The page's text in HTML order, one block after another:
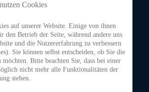
e.V.
848
in-not-odenwald.de
Cookies
auf unserer Website. Einige von ihnen
den Betrieb der Seite, während andere uns
und die Nutzererfahrung zu verbessern
Sie können selbst entscheiden, ob Sie die
möchten. Bitte beachten Sie, dass bei einer
nicht mehr alle Funktionalitäten der
stehen.